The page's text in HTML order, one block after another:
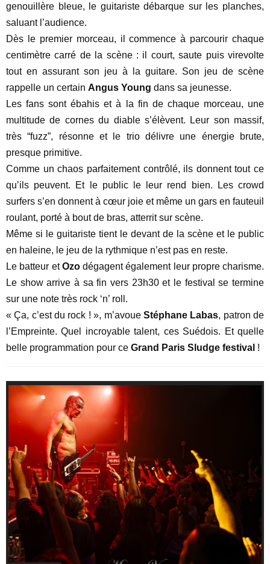
genouillère bleue, le guitariste débarque sur les planches,
saluant l’audience.
Dès le premier morceau, il commence à parcourir chaque
centimètre carré de la scène : il court, saute puis virevolte
tout en assurant son jeu à la guitare. Son jeu de scène
rappelle un certain Angus Young dans sa jeunesse.
Les fans sont ébahis et à la fin de chaque morceau, une
multitude de cornes du diable s’élèvent. Leur son massif,
très “fuzz”, résonne et le trio délivre une énergie brute,
presque primitive.
Comme un chaos parfaitement contrôlé, ils donnent tout ce
qu’ils peuvent. Et le public le leur rend bien. Les crowd
surfers s’en donnent à cœur joie et même un gars en fauteuil
roulant, porté à bout de bras, atterrit sur scène.
Même si le guitariste tient le devant de la scène et le public
en haleine, le jeu de la rythmique n’est pas en reste.
Le batteur etOzodégagent également leur propre charisme.
Le show arrive à sa fin vers 23h30 et le festival se termine
sur une note très rock ‘n’ roll.
« Ça, c’est du rock ! », m’avoue Stéphane Labas, patron de
l’Empreinte. Quel incroyable talent, ces Suédois. Et quelle
belle programmation pour ce Grand Paris Sludge festival !